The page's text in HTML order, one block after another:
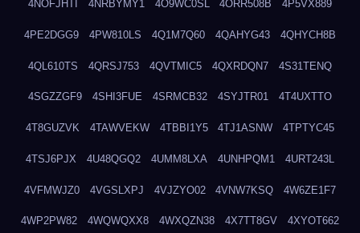
4NOFJHTI 4NRBYMY1 4O9WC0SL 4ORR508B 4P5VX889
4PE2DGG9 4PW810LS 4Q1M7Q60 4QAHYG43 4QHYCH8B
4QL610TS 4QRSJ753 4QVTMIC5 4QXRDQN7 4S31TENQ
4SGZZGF9 4SHI3FUE 4SRMCB32 4SYJTR01 4T4UXTTO
4T8GUZVK 4TAWVEKW 4TBBI1Y5 4TJ1ASNW 4TPTYC45
4TSJ6PJX 4U48QGQ2 4UMM8LXA 4UNHPQM1 4URT243L
4VFMWJZ0 4VGSLXPJ 4VJZYO02 4VNW7KSQ 4W6ZE1F7
4WP2PW82 4WQWQXX8 4WXQZN38 4X7TT8GV 4XYOT662